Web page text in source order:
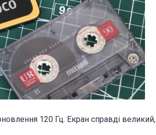
120 Гц. Екран справді великий,